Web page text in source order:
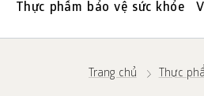
Thực phẩm bảo vệ sức khỏe
Trang chủ Thực